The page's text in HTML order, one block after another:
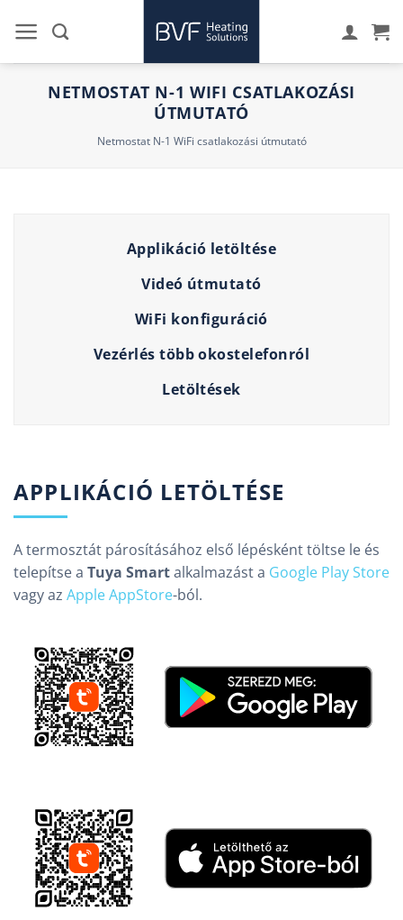
NETMOSTAT N-1 WIFI CSATLAKOZÁSI
ÚTMUTATÓ
Netmostat N-1 WiFi csatlakozási útmutató
Applikáció letöltése
Videó útmutató
WiFi konfiguráció
Vezérlés több okostelefonról
Letöltések
APPLIKÁCIÓ LETÖLTÉSE
A termosztát párosításához első lépésként töltse le és
telepítse a Tuya Smartalkalmazást a Google Play Store
vagy az Apple AppStore-ból.